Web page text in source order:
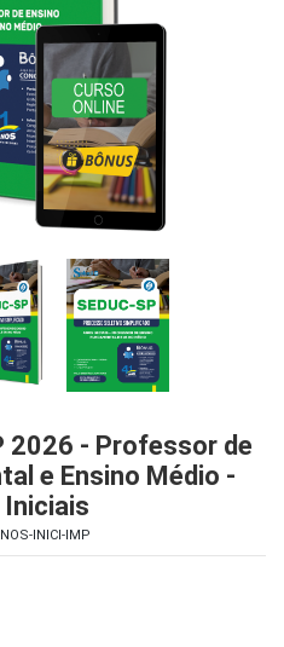
2026 - Professor de
e Ensino Médio -
INICI-IMP